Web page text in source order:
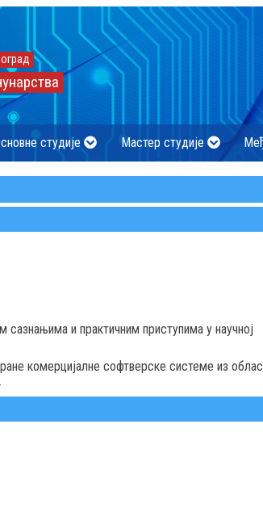
студије Мастер студије
и практичним приступима у научној
комерцијалне софтверске системе из